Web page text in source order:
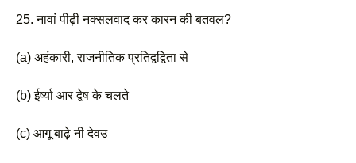
25. नावां पीढ़ी नक्सलवाद कर कारन की बतवल?
(a) अहंकारी, राजनीतिक प्रतिद्वद्विता से
(b) ईर्ष्या आर द्वेष के चलते
(c) आगू बाढ़े नी देवउ